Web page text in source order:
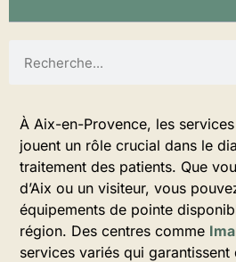
À Aix-en-Provence, les
jouent un rôle crucial dans le
traitement des patients. Que
d’Aix ou un visiteur, vous
équipements de pointe
région. Des centres comme
services variés qui